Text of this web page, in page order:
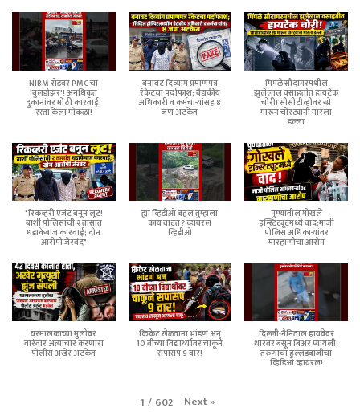
NIBM रोडवर PMC चा
'बुलडोझर'! अनधिकृत
दुकानांवर मोठी कारवाई;
रस्ता केला मोकळा!
बनावट दिव्यांग प्रमाणपत्र
रॅकेटचा पर्दाफाश; वैद्यकीय
अधिकारी व कर्मचाऱ्यांसह 8
जण अटकेत
पिंपळे सौदागरमधील
झुलेलाल वसाहतीत हायटेक
चोरी! सीसीटीव्हीवर स्प्रे
मारून चोरट्यांनी मारला
डल्ला
"रिकव्हरी एजंट बनून लूट!
बार्शी पोलिसांची २ तासांत
धडाकेबाज कारवाई; दोन
आरोपी जेरबंद"
ह्या व्हिडीओ बद्दल तुम्हाला
काय वाटत ? व्हायरल
व्हिडीओ
पुण्यातील गोखले
इन्स्टिट्यूटमध्ये वाद;माजी
पोलिस अधिकाऱ्यांवर
मारहाणीचा आरोप
घरमालकाच्या मुलीवर
वारंवार अत्याचार करणारा
पोलीस अखेर अटकेत
क्रिकेट खेळताना भांडणं अन्
10 वीच्या विद्यार्थ्यावर चाकूने
सपासप 9 वार!
दिल्ली-नैनिताल हायवेवर
थारवर बसून बिअर प्यायली;
तरुणांचा हुल्लडबाजीचा
व्हिडिओ व्हायरल!
1 / 602 Next»